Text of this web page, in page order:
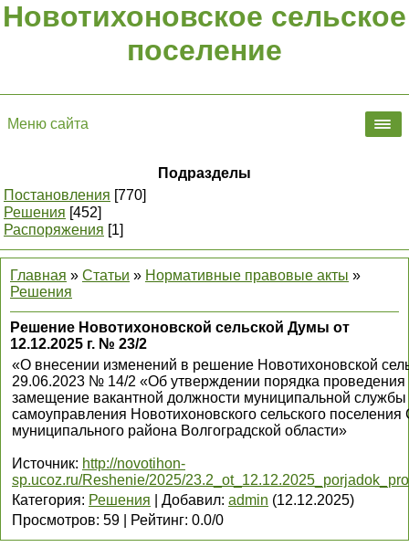
Новотихоновское сельское
поселение
Меню сайта
Подразделы
Постановления [770]
Решения [452]
Распоряжения [1]
Главная » Статьи » Нормативные правовые акты »
Решения
Решение Новотихоновской сельской Думы от
12.12.2025 г. № 23/2
«О внесении изменений в решение Новотихоновской
29.06.2023 № 14/2 «Об утверждении порядка проведения
замещение вакантной должности муниципальной службы
самоуправления Новотихоновского сельского поселения
муниципального района Волгоградской области»
Источник: http://novotihon-
sp.ucoz.ru/Reshenie/2025/
Категория: Решения Добавил: admin (12.12.2025)
Просмотров: 59 Рейтинг: 0.0/0